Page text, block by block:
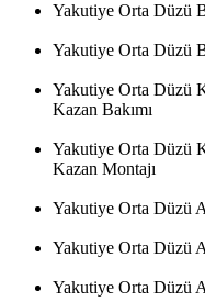
Yakutiye Orta Düzü
Yakutiye Orta Düzü
Yakutiye Orta Düzü
Kazan Bakımı
Yakutiye Orta Düzü
Kazan Montajı
Yakutiye Orta Düzü
Yakutiye Orta Düzü
Yakutiye Orta Düzü